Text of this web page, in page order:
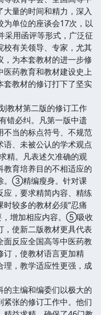
量的时间和精力，深入
单位的座谈会17次，以
采用函评等形式，广泛征
校有关领导、专家，尤其
，为本套教材的进一步修
药教育和教材建设史上
套教材的修订打下了坚实
材第二版的修订工作
错必纠。凡第一版中遗
不当的标点符号、不规范
语、未被公认的学术观点
精。凡表述欠准确的观
教育培养目的不相适应的
。③精编瘦身。针对课
应，要求精简内容、精练
较多的教材必须“忍痛
增加相应内容。⑤吸收
使新二版教材更具代表
反应全国高等中医药教
订，使教材语言更加精
理，教学适应性更强，成
主编和编委们以极大的
张的修订工作中。他们